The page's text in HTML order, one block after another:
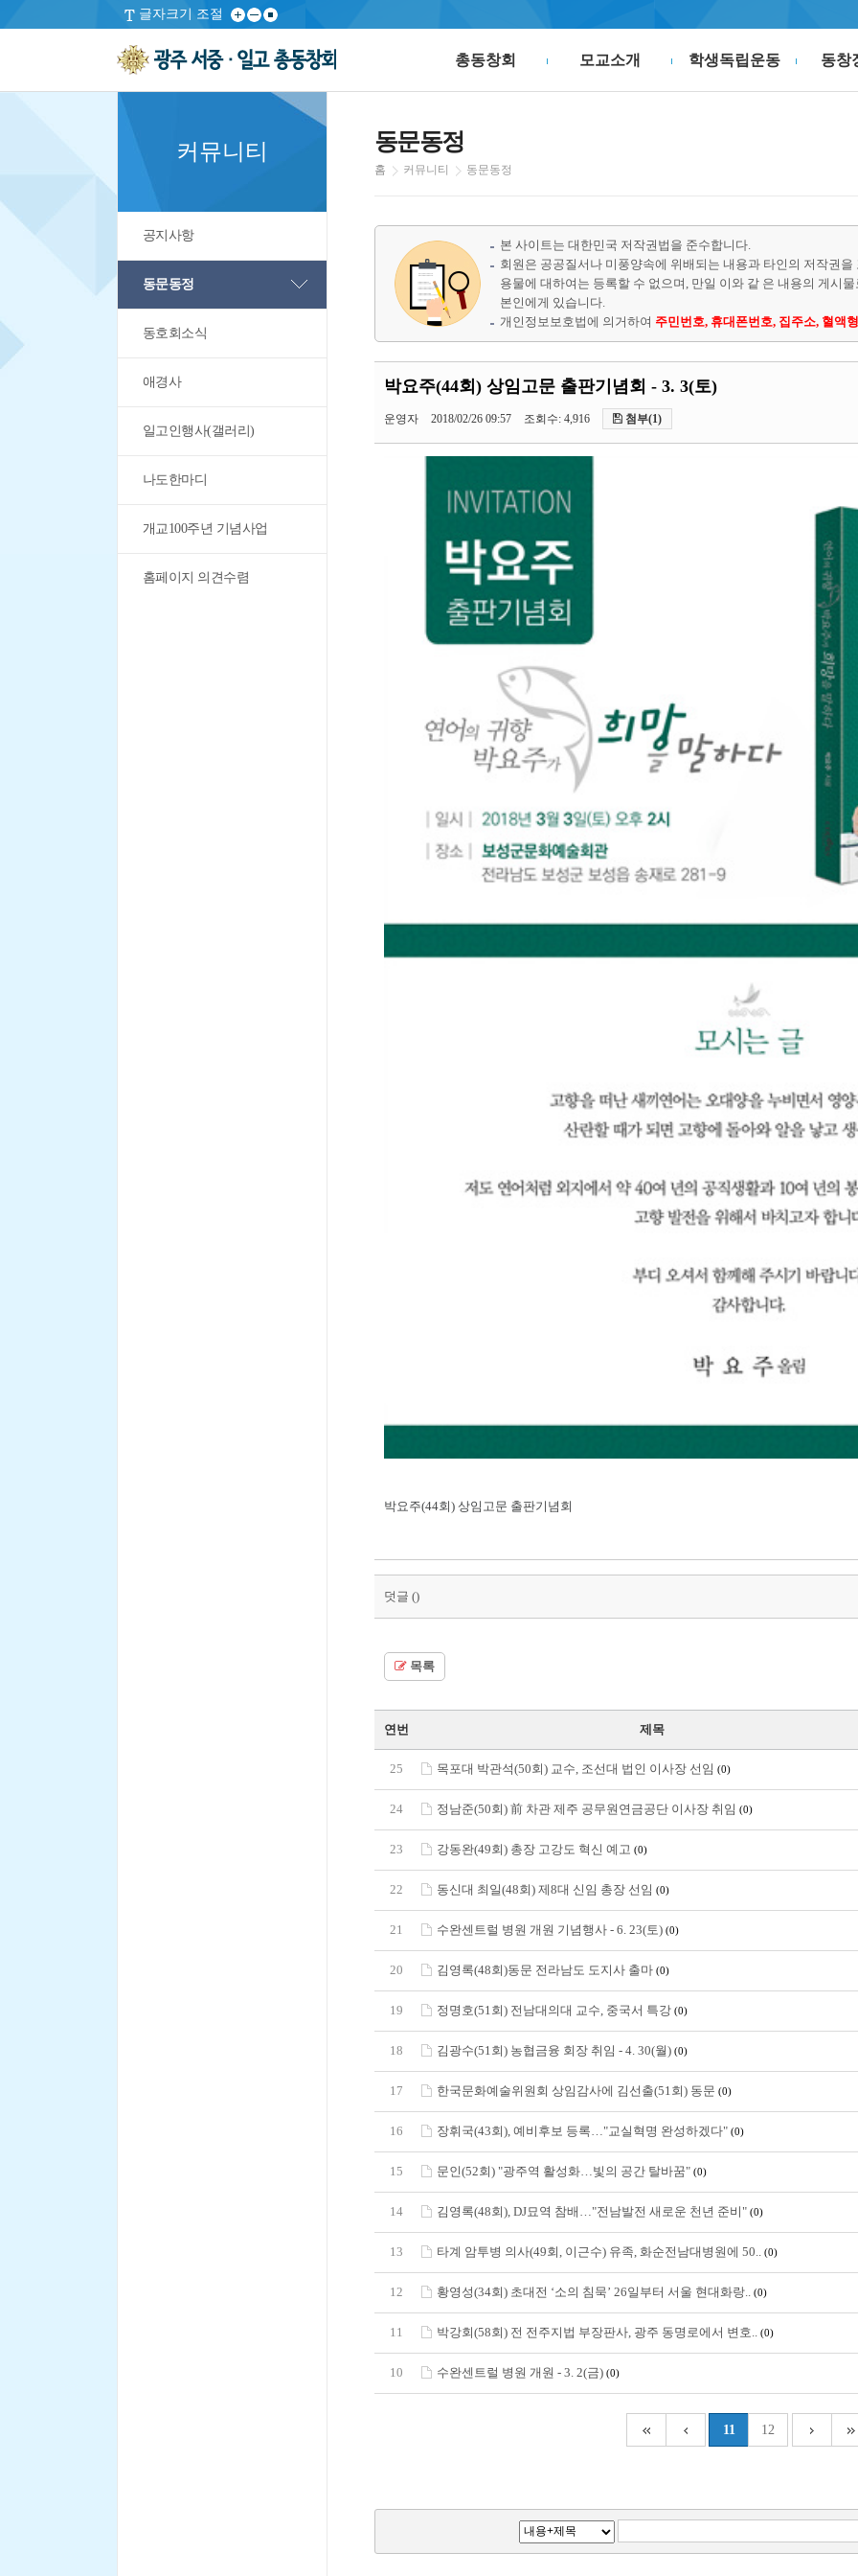
글자크기 조절
총동창회 모교소개 학생독립운동 동창
커뮤니티
공지사항
동문동정
동호회소식
애경사
일고인행사(갤러리)
나도한마디
개교100주년 기념사업
홈페이지 의견수렴
동문동정
홈 커뮤니티 동문동정
본 사이트는 대한민국 저작권법을 준수합니다.
회원은 공공질서나 미풍양속에 위배되는 내용과 타인의 저작권
용물에 대하여는 등록할 수 없으며, 만일 이와 같 은 내용의 게시
본인에게 있습니다.
개인정보보호법에 의거하여 주민번호, 휴대폰번호, 집주소, 혈액
박요주(44회) 상임고문 출판기념회 - 3. 3(토)
운영자 2018/02/26 09:57 조회수: 4,916 첨부(1)
박요주(44회) 상임고문 출판기념회
덧글 ()
목록
연번 제목
25 목포대 박관석(50회) 교수, 조선대 법인 이사장 선임 (0)
24 정남준(50회) 前 차관 제주 공무원연금공단 이사장 취임 (0)
23 강동완(49회) 총장 고강도 혁신 예고 (0)
22 동신대 최일(48회) 제8대 신임 총장 선임 (0)
21 수완센트럴 병원 개원 기념행사 - 6. 23(토) (0)
20 김영록(48회)동문 전라남도 도지사 출마 (0)
19 정명호(51회) 전남대의대 교수, 중국서 특강 (0)
18 김광수(51회) 농협금융 회장 취임 - 4. 30(월) (0)
17 한국문화예술위원회 상임감사에 김선출(51회) 동문 (0)
16 장휘국(43회), 예비후보 등록…"교실혁명 완성하겠다" (0)
15 문인(52회) "광주역 활성화…빛의 공간 탈바꿈" (0)
14 김영록(48회), DJ묘역 참배…"전남발전 새로운 천년 준비" (0)
13 타계 암투병 의사(49회, 이근수) 유족, 화순전남대병원에 50.. (0)
12 황영성(34회) 초대전 ‘소의 침묵’ 26일부터 서울 현대화랑.. (0)
11 박강회(58회) 전 전주지법 부장판사, 광주 동명로에서 변호.. (0)
10 수완센트럴 병원 개원 - 3. 2(금) (0)
11 12